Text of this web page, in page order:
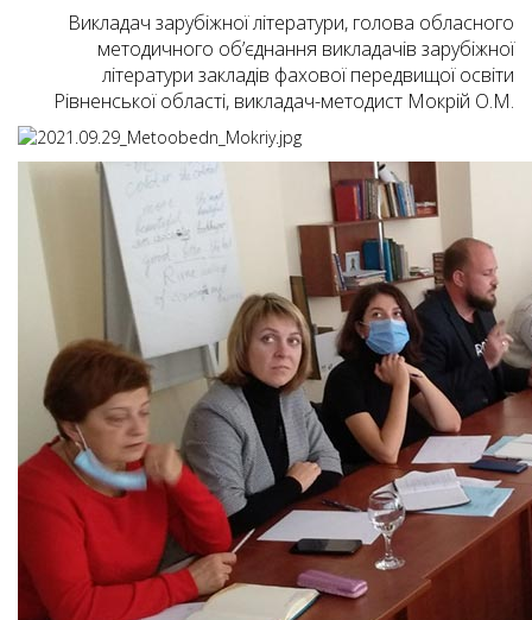
Викладач зарубіжної літератури, голова обласного
методичного об’єднання викладачів зарубіжної
літератури закладів фахової передвищої освіти
Рівненської області, викладач-методист Мокрій О.М.